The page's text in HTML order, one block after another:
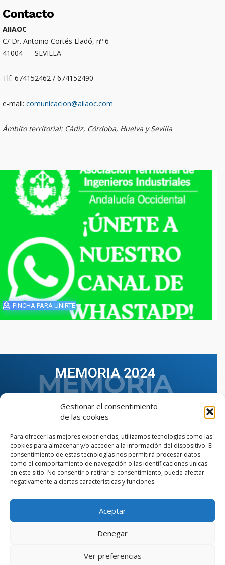
Gestionar el consentimiento
de las cookies
Para ofrecer las mejores experiencias, utilizamos tecnologías como las
cookies para almacenar y/o acceder a la información del dispositivo. El
consentimiento de estas tecnologías nos permitirá procesar datos
como el comportamiento de navegación o las identificaciones únicas
en este sitio. No consentir o retirar el consentimiento, puede afectar
negativamente a ciertas características y funciones.
Aceptar
Denegar
Ver preferencias
Contacto
AIIAOC
C/ Dr. Antonio Cortés Lladó, nº 6
41004 – SEVILLA
Tlf. 674152462 / 674152490
e-mail: comunicacion@aiiaoc.com
Ámbito territorial: Cádiz, Córdoba, Huelva y Sevilla
PINCHA PARA UNIRTE
MEMORIA 2024
VER TODAS LAS MEMORIAS
© Copyright © 2023 AIIAOC - Asociación Territorial de
Ingenieros Industriales de Andalucía Occidental. Página